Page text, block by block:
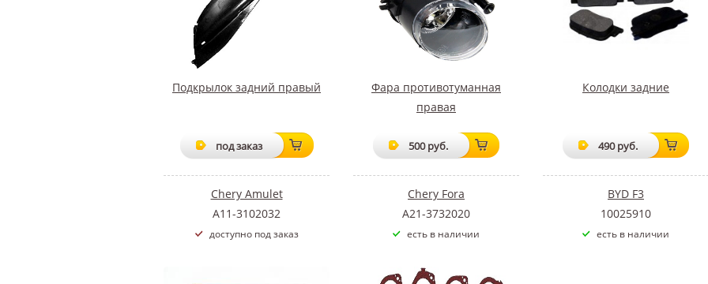
Подкрылок задний правый
под заказ
Chery Amulet
A11-3102032
доступно под заказ
Фара противотуманная
правая
500 руб.
Chery Fora
A21-3732020
есть в наличии
Колодки задние
490 руб.
BYD F3
10025910
есть в наличии